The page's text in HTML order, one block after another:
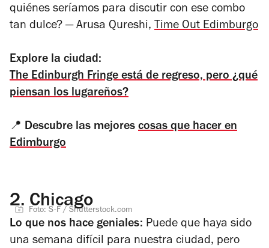
quiénes seríamos para discutir con ese combo
tan dulce? — Arusa Qureshi, Time Out Edimburgo
Explore la ciudad:
The Edinburgh Fringe está de regreso, pero ¿qué
piensan los lugareños?
📍 Descubre las mejores cosas que hacer en
Edimburgo
2. Chicago
Foto: S-F / Shutterstock.com
Lo que nos hace geniales: Puede que haya sido
una semana difícil para nuestra ciudad, pero